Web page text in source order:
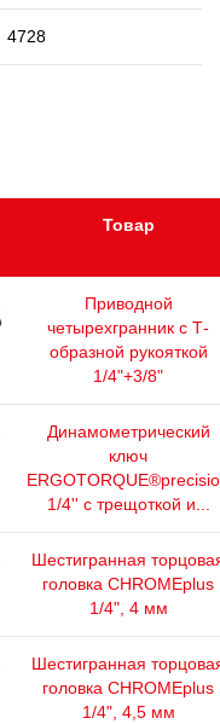
4728
Товар
Приводной
четырехгранник с Т-
образной рукояткой
1/4"+3/8"
Динамометрический
ключ
1/4'' с трещоткой и...
Шестигранная
головка CHROMEplus
1/4", 4 мм
Шестигранная
головка CHROMEplus
1/4", 4,5 мм